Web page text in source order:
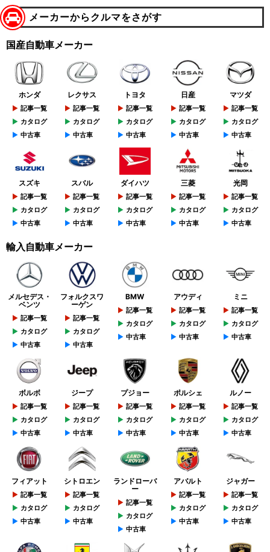
メーカーからクルマをさがす
国産自動車メーカー
ホンダ
記事一覧
カタログ
中古車
レクサス
記事一覧
カタログ
中古車
トヨタ
記事一覧
カタログ
中古車
日産
記事一覧
カタログ
中古車
マツダ
記事一覧
カタログ
中古車
スズキ
記事一覧
カタログ
中古車
スバル
記事一覧
カタログ
中古車
ダイハツ
記事一覧
カタログ
中古車
三菱
記事一覧
カタログ
中古車
光岡
記事一覧
カタログ
中古車
輸入自動車メーカー
メルセデス・
ベンツ
記事一覧
カタログ
中古車
フォルクスワ
ーゲン
記事一覧
カタログ
中古車
BMW
記事一覧
カタログ
中古車
アウディ
記事一覧
カタログ
中古車
ミニ
記事一覧
カタログ
中古車
ボルボ
記事一覧
カタログ
中古車
ジープ
記事一覧
カタログ
中古車
プジョー
記事一覧
カタログ
中古車
ポルシェ
記事一覧
カタログ
中古車
ルノー
記事一覧
カタログ
中古車
フィアット
記事一覧
カタログ
中古車
シトロエン
記事一覧
カタログ
中古車
ランドローバ
ー
記事一覧
カタログ
中古車
アバルト
記事一覧
カタログ
中古車
ジャガー
記事一覧
カタログ
中古車